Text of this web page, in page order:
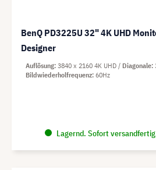
BenQ PD3225U 32" 4K UHD
Designer
Lagernd. Sofort
Auflösung 3840 x 2160 4K UHD Diagonale
Bildwiederholfrequenz 60Hz